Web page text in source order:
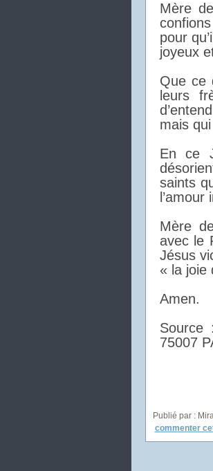
Mère
pour
joyeux
Que ce
leurs
mais
En ce
saints
Mère
avec le
Jésus
« la joie
Amen.
Source
75007
Publié par :
commenter